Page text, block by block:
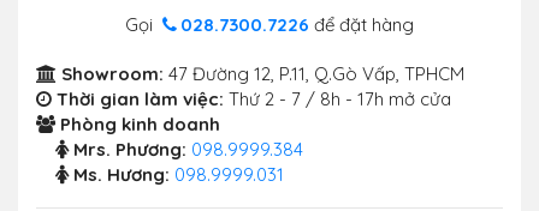
Gọi 028.7300.7226 để đặt hàng
Showroom: 47 Đường 12, P.11, Q.Gò Vấp, TPHCM
Thời gian làm việc: Thứ 2 - 7 / 8h - 17h mở cửa
Phòng kinh doanh
Mrs. Phương: 098.9999.384
Ms. Hương: 098.9999.031